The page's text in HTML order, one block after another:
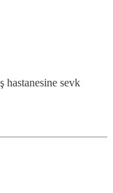
hastanesine sevk